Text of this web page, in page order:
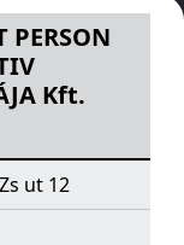
INCENTIV
PERSON
Kft.
ut 12